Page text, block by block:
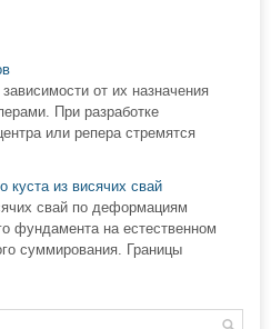
от их назначения
При разработке
или репера стремятся
куста из висячих свай
свай по деформациям
фундамента на естественном
суммирования. Границы